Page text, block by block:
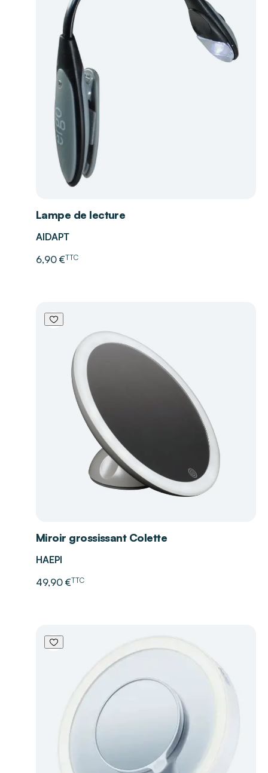
Lampe de lecture
AIDAPT
6,90 €TTC
Miroir grossissant Colette
HAEPI
49,90 €TTC